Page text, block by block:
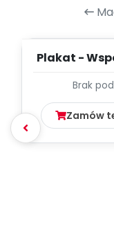
Plakat -
Brak
Zamów